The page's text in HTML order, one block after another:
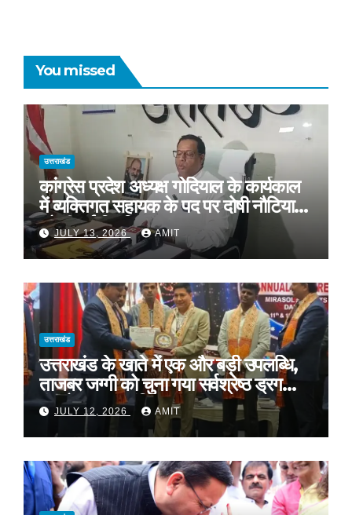
You missed
उत्तराखंड
कांग्रेस प्रदेश अध्यक्ष गोदियाल के कार्यकाल
में व्यक्तिगत सहायक के पद पर दोषी नौटियाल
को दी गई नियुक्ति*
JULY 13, 2026 AMIT
उत्तराखंड
उत्तराखंड के खाते में एक और बड़ी उपलब्धि,
ताजबर जग्गी को चुना गया सर्वश्रेष्ठ ड्रग
कंट्रोलर ऑफ इंडिया
JULY 12, 2026 AMIT